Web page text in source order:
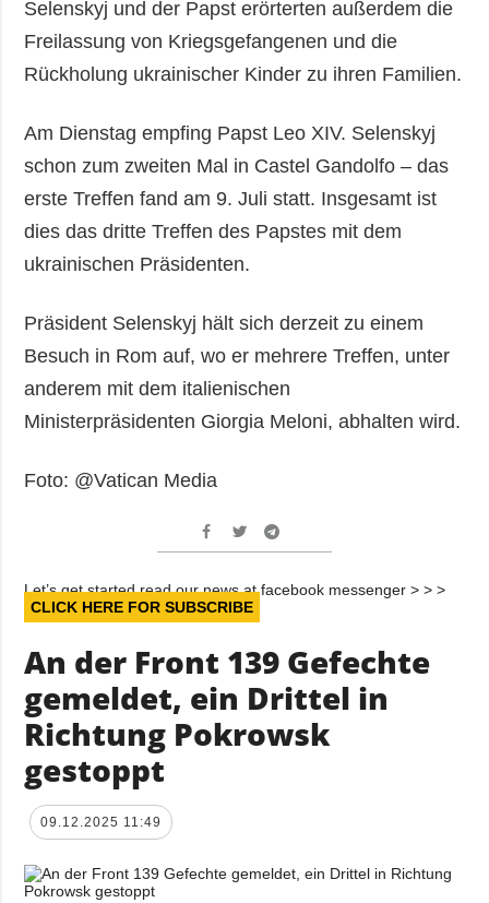
Selenskyj und der Papst erörterten außerdem die
Freilassung von Kriegsgefangenen und die
Rückholung ukrainischer Kinder zu ihren Familien.
Am Dienstag empfing Papst Leo XIV. Selenskyj
schon zum zweiten Mal in Castel Gandolfo – das
erste Treffen fand am 9. Juli statt. Insgesamt ist
dies das dritte Treffen des Papstes mit dem
ukrainischen Präsidenten.
Präsident Selenskyj hält sich derzeit zu einem
Besuch in Rom auf, wo er mehrere Treffen, unter
anderem mit dem italienischen
Ministerpräsidenten Giorgia Meloni, abhalten wird.
Foto: @Vatican Media
Let’s get started read our news at facebook messenger > > >
CLICK HERE FOR SUBSCRIBE
An der Front 139 Gefechte
gemeldet, ein Drittel in
Richtung Pokrowsk
gestoppt
09.12.2025 11:49